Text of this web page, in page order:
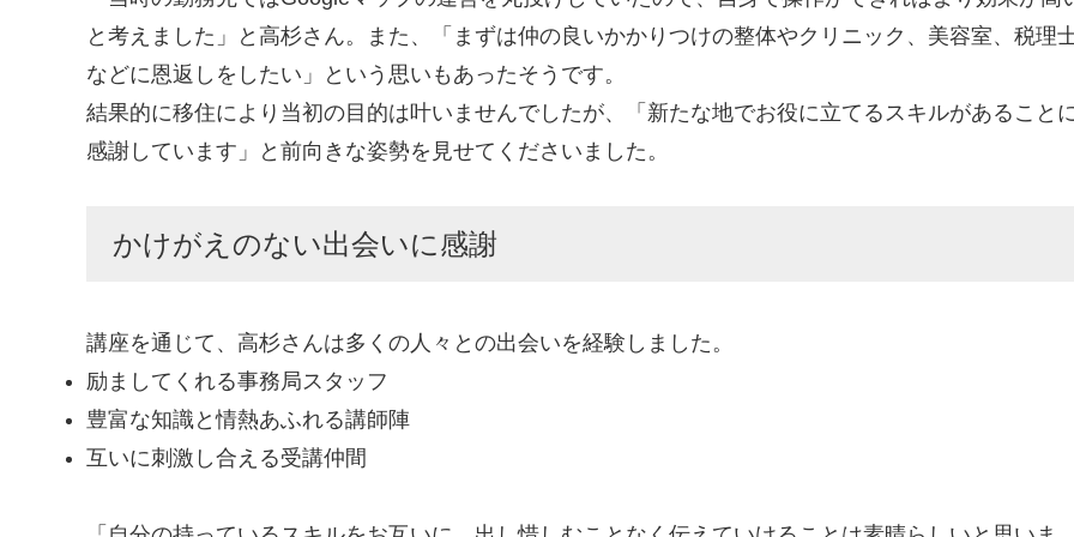
と考えました」と高杉さん。また、「まずは仲の良いかかりつけの整体やクリニック、美容室、税理
などに恩返しをしたい」という思いもあったそうです。
結果的に移住により当初の目的は叶いませんでしたが、「新たな地でお役に立てるスキルがあること
感謝しています」と前向きな姿勢を見せてくださいました。
かけがえのない出会いに感謝
講座を通じて、高杉さんは多くの人々との出会いを経験しました。
励ましてくれる事務局スタッフ
豊富な知識と情熱あふれる講師陣
互いに刺激し合える受講仲間